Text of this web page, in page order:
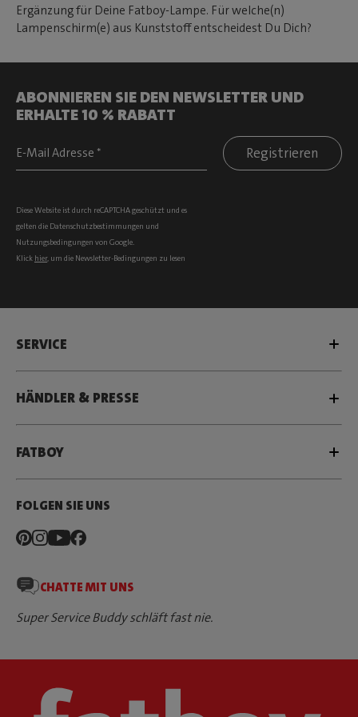
Ergänzung für Deine Fatboy-Lampe. Für welche(n)
Lampenschirm(e) aus Kunststoff entscheidest Du Dich?
ABONNIEREN SIE DEN NEWSLETTER UND
ERHALTE 10 % RABATT
Registrieren
Diese Website ist durch reCAPTCHA geschützt und es
gelten die Datenschutzbestimmungen und
Nutzungsbedingungen von Google.
Klick hier, um die Newsletter-Bedingungen zu lesen
SERVICE
HÄNDLER & PRESSE
FATBOY
FOLGEN SIE UNS
CHATTE MIT UNS
Super Service Buddy schläft fast nie.